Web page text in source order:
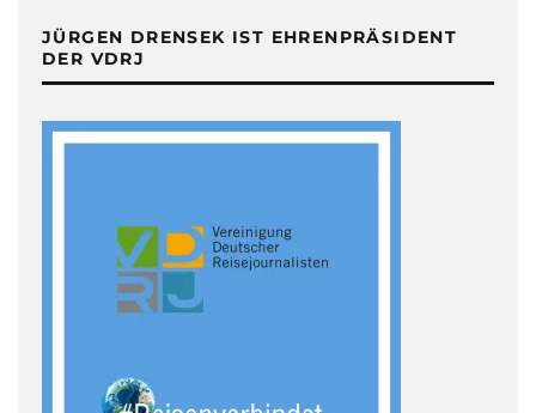
JÜRGEN DRENSEK IST EHRENPRÄSIDENT
DER VDRJ